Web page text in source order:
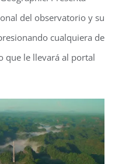
del observatorio y su
cualquiera de
que le llevará al portal